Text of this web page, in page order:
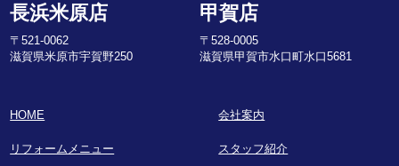
長浜米原店
〒521-0062
滋賀県米原市宇賀野250
甲賀店
〒528-0005
滋賀県甲賀市水口町水口5681
HOME
リフォームメニュー
会社案内
スタッフ紹介